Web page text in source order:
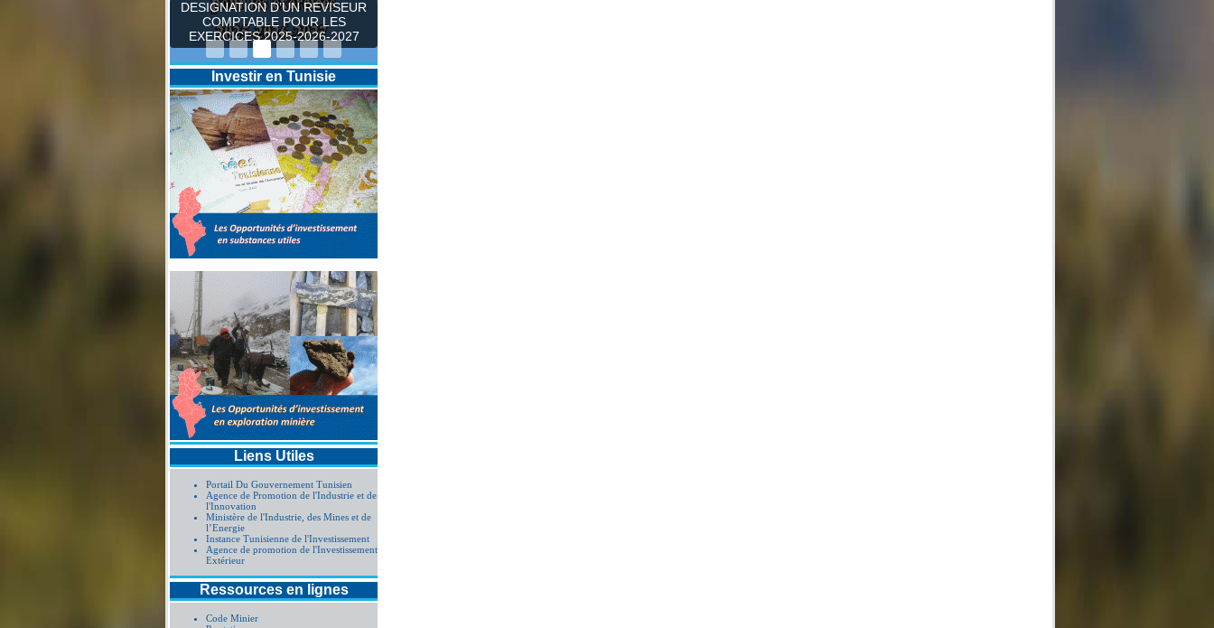
DESIGNATION D’UN REVISEUR
COMPTABLE POUR LES
EXERCICES 2025-2026-2027
Investir en Tunisie
Liens Utiles
Portail Du Gouvernement Tunisien
Agence de Promotion de l'Industrie et de
l'Innovation
Ministère de l'Industrie, des Mines et de
l’Energie
Instance Tunisienne de l'Investissement
Agence de promotion de l'Investissement
Extérieur
Ressources en lignes
Code Minier